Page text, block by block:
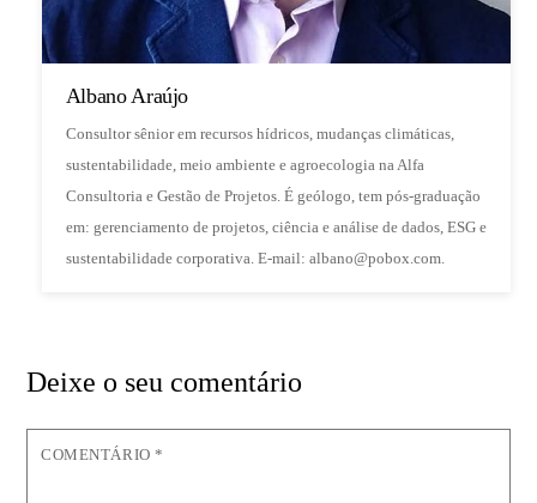
Albano Araújo
Consultor sênior em recursos hídricos, mudanças climáticas,
sustentabilidade, meio ambiente e agroecologia na Alfa
Consultoria e Gestão de Projetos. É geólogo, tem pós-graduação
em: gerenciamento de projetos, ciência e análise de dados, ESG e
sustentabilidade corporativa. E-mail: albano@pobox.com.
Deixe o seu comentário
COMENTÁRIO*